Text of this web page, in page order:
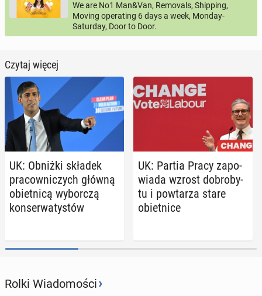
We are No1 Man&Van, Removals, Shipping,
Moving operating 6 days a week, Monday-
Saturday, Door to Door.
Czytaj więcej
UK: Obniżki składek
pra­cow­ni­czych główną
obiet­ni­cą wy­bor­czą
kon­ser­wa­ty­stów
UK: Partia Pracy za­po­
wia­da wzrost do­bro­by­
tu i po­wta­rza stare
obiet­ni­ce
Rolki Wiadomości›